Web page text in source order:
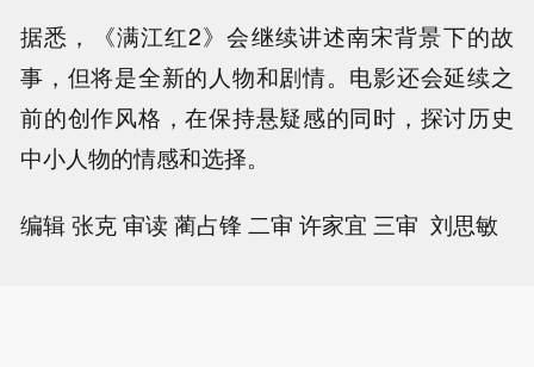
据悉，《满江红2》会继续讲述南宋背景下的故
事，但将是全新的人物和剧情。电影还会延续之
前的创作风格，在保持悬疑感的同时，探讨历史
中小人物的情感和选择。
编辑 张克 审读 蔺占锋 二审 许家宜 三审 刘思敏